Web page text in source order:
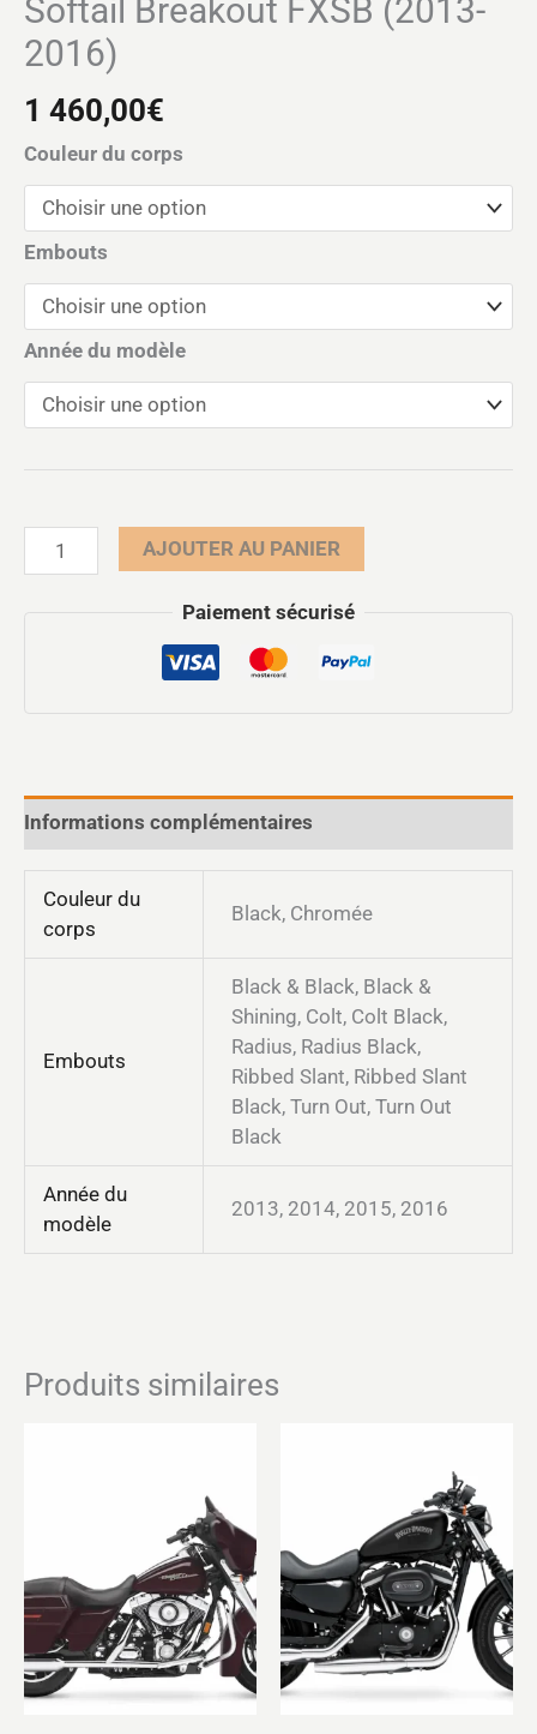
Softail Breakout FXSB (2013-
2016)
1 460,00€
Couleur du corps
Embouts
Année du modèle
AJOUTER AU PANIER
Paiement sécurisé
Informations complémentaires
Couleur du
corps
Black, Chromée
Embouts
Black & Black, Black &
Shining, Colt, Colt Black,
Radius, Radius Black,
Ribbed Slant, Ribbed Slant
Black, Turn Out, Turn Out
Black
Année du
modèle
2013, 2014, 2015, 2016
Produits similaires